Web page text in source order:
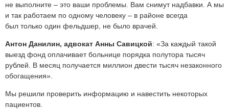
не выполните – это ваши проблемы. Вам снимут надбавки. А мы
и так работаем по одному человеку – в районе всегда
был только один фельдшер, не было врачей.
Антон Данилин, адвокат Анны Савицкой: «За каждый такой
выезд фонд оплачивает больнице порядка полутора тысяч
рублей. В месяц получается миллион двести тысяч незаконного
обогащения».
Мы решили проверить информацию и навестить некоторых
пациентов.